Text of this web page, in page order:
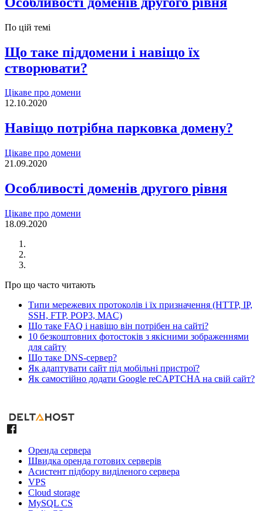
По цій темі
Що таке піддомени і навіщо їх
створювати?
Цікаве про домени
12.10.2020
Навіщо потрібна парковка домену?
Цікаве про домени
21.09.2020
Особливості доменів другого рівня
Цікаве про домени
18.09.2020
Про що часто читають
Типи мережевих протоколів і їх призначення (HTTP, IP,
SSH, FTP, POP3, MAC)
Що таке FAQ і навіщо він потрібен на сайті?
10 безкоштовних фотостоків з якісними зображеннями
для сайту
Що таке DNS-сервер?
Як адаптувати сайт під мобільні пристрої?
Як самостійно додати Google reCAPTCHA на свій сайт?
Оренда сервера
Швидка оренда готових серверів
Асистент підбору виділеного сервера
VPS
Cloud storage
MySQL CS